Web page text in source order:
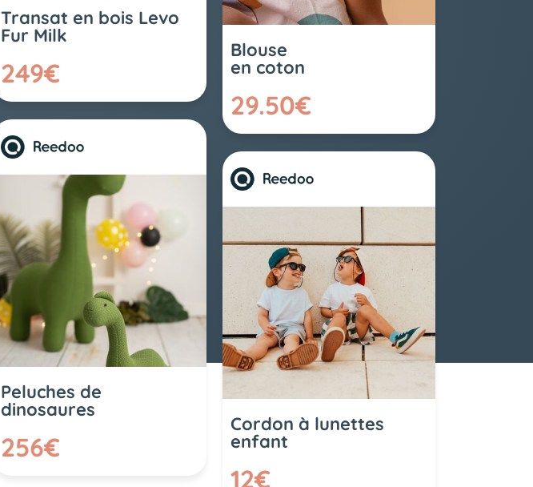
Transat en bois Levo
Fur Milk
249€
Blouse
en coton
29.50€
Peluches de
dinosaures
256€
Cordon à lunettes
enfant
12€